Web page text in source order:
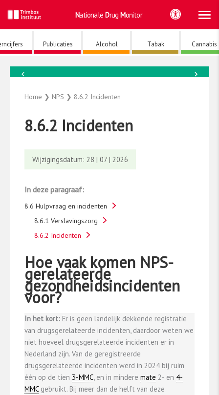
naar
de
inhoud
Nationale Drug Monitor
Publicaties Alcohol Tabak Cannabis
Home ❯ NPS ❯ 8.6.2 Incidenten
8.6.2 Incidenten
Wijzigingsdatum: 28 | 07 | 2026
In deze paragraaf:
8.6 Hulpvraag en incidenten
8.6.1 Verslavingszorg
8.6.2 Incidenten
Hoe vaak komen NPS-
gerelateerde
gezondheidsincidenten
voor?
In het kort: Er is geen landelijk dekkende registratie
van drugsgerelateerde incidenten, daardoor weten we
niet hoeveel drugsgerelateerde incidenten er in
Nederland zijn. Van de geregistreerde
drugsgerelateerde incidenten werd in 2024 bij ruim
één op de tien 3-MMC, en in mindere mate 2- en 4-
MMCgebruikt. Bij meer dan de helft van deze
→
←